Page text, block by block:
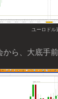
ユーロドル
から、大底手